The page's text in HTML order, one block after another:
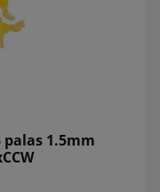
palas 1.5mm